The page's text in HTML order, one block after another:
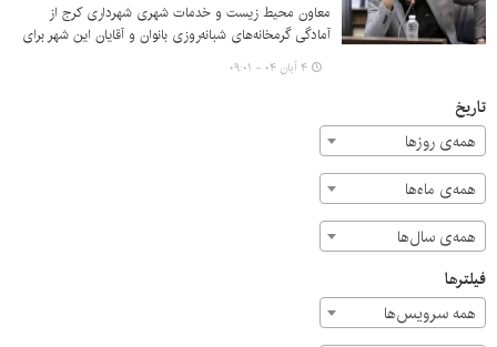
معاون محیط زیست و خدمات شهری شهرداری کرج از
آمادگی گرمخانه‌های شبانه‌روزی بانوان و آقایان این شهر برای
اسکان و ارائه خدمات رایگان غذایی به افراد بی‌خانمان، همزمان
با شروع فصل سرما خبر داد.
۴ آبان ۰۴ - ۰۹:۰۱
تاریخ
همه‌ی روزها
همه‌ی ماه‌ها
همه‌ی سال‌ها
فیلترها
همه سرویس‌ها